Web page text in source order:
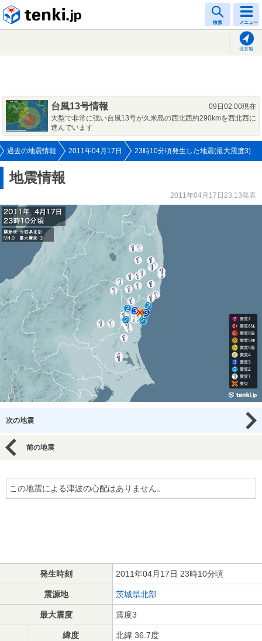
検索 メニュー
現在地
台風13号情報
09日02:00現在
大型で非常に強い台風13号が久米島の西北西約290kmを西北西に
進んでいます
過去の地震情報 2011年04月17日 23時10分頃発生した地震(最大震度3)
地震情報
2011年04月17日23:13発表
次の地震
前の地震
この地震による津波の心配はありません。
発生時刻 2011年04月17日 23時10分頃
震源地 茨城県北部
最大震度 震度3
緯度 北緯 36.7度